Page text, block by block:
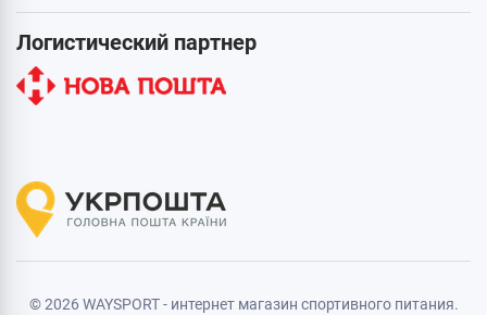
Логистический партнер
© 2026 WAYSPORT - интернет магазин спортивного питания.